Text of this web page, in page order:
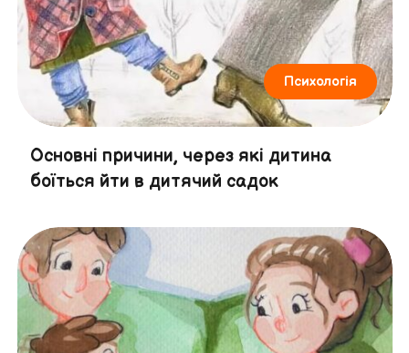
Психологія
Основні причини, через які дитина
боїться йти в дитячий садок